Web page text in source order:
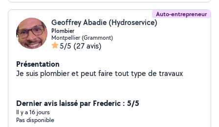
Auto-entrepreneur
Geoffrey Abadie (Hydroservice)
Plombier
Montpellier (Grammont)
5/5 (27 avis)
Présentation
Je suis plombier et peut faire tout type de travaux
Dernier avis laissé par Frederic : 5/5
Il y a 16 jours
Pas disponible